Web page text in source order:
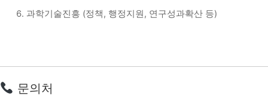
과학기술진흥 (정책, 행정지원, 연구성과확산 등)
문의처